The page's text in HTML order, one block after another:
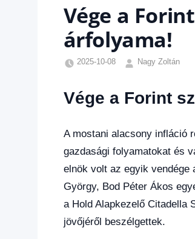
Vége a
árfolyama!
2025-10-08
Nagy Zoltán
1
Vége a Forint
A mostani alacsony infláció
gazdasági folyamatokat és
elnök volt az egyik vendége
György, Bod Péter Ákos
a Hold Alapkezelő Citadella
jövőjéről beszélgettek.